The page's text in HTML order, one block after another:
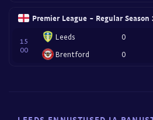
Premier League - Regular Season
15
00
Leeds
Brentford
0
0